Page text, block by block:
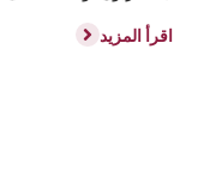
اقرأ المزيد